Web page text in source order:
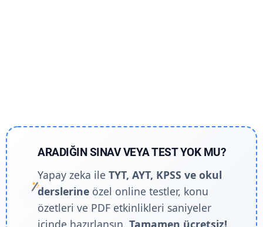
ARADIĞIN SINAV VEYA TEST YOK MU?
Yapay zeka ileTYT, AYT, KPSS ve okul
derslerine özel online testler, konu
özetleri ve PDF etkinlikleri saniyeler
içinde hazırlansın.Tamamen ücretsiz!